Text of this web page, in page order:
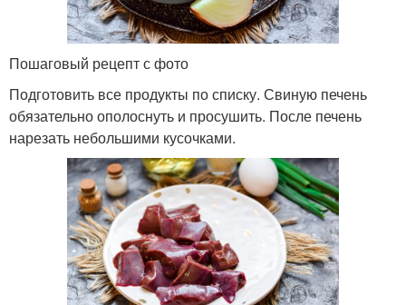
Пошаговый рецепт с фото
Подготовить все продукты по списку. Свиную печень
обязательно ополоснуть и просушить. После печень
нарезать небольшими кусочками.